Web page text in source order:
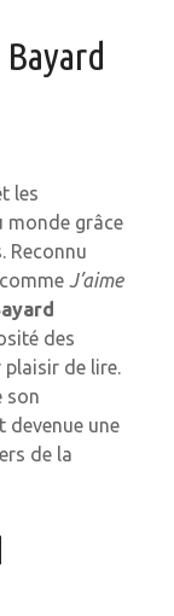
les
monde grâce
Reconnu
J’aime
des
de lire.
son
devenue une
de la